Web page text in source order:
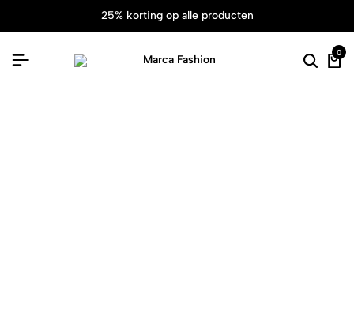
25% korting op alle producten
0